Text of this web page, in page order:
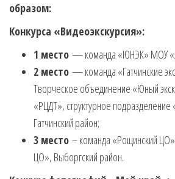
образом:
Конкурса «Видеоэкскурсия»:
1 место — команда «ЮНЭК» МОУ
2 место — команда «Гатчинские
Творческое объединение «Юный
«РЦДТ», структурное
Гатчинский район;
3 место – команда «Рощинский
ЦО», Выборгский район.